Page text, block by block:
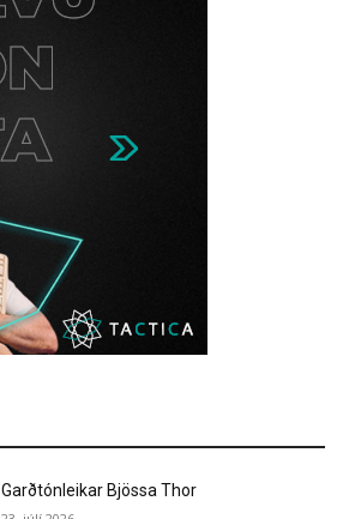
Garðtónleikar Bjössa Thor